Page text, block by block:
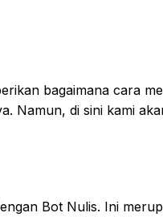
bagaimana cara
Namun, di sini kami
Bot Nulis. Ini